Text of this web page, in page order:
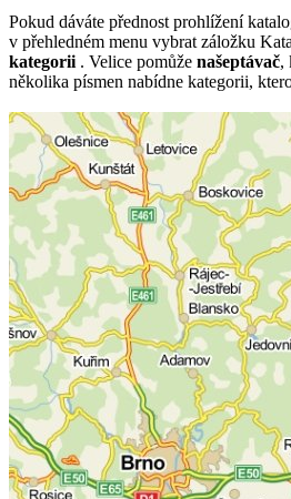
Pokud dáváte přednost prohlížení
v přehledném menu vybrat záložku
kategorii . Velice pomůže našeptávač,
několika písmen nabídne kategorii,